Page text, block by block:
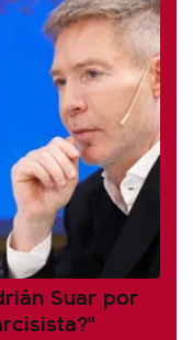
Suar por